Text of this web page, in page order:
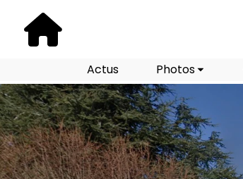
Actus Photos